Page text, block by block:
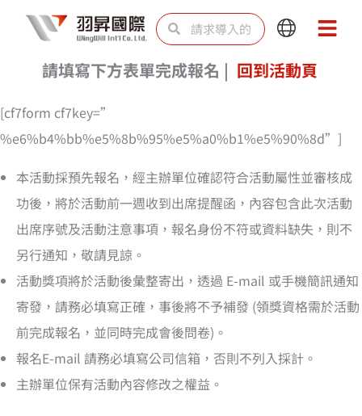
SearchSearch
Main
Menu
Main
請填寫下方表單完成報名 | 回到活動頁
[cf7form cf7key=”
%e6%b4%bb%e5%8b%95%e5%a0%b1%e5%90%8d”]
本活動採預先報名，經主辦單位確認符合活動屬性並審核成
功後，將於活動前一週收到出席提醒函，內容包含此次活動
出席序號及活動注意事項，報名身份不符或資料缺失，則不
另行通知，敬請見諒。
活動獎項將於活動後彙整寄出，透過 E-mail 或手機簡訊通知
寄發，請務必填寫正確，事後將不予補發 (領獎資格需於活動
前完成報名，並同時完成會後問卷)。
報名E-mail 請務必填寫公司信箱，否則不列入採計。
主辦單位保有活動內容修改之權益。